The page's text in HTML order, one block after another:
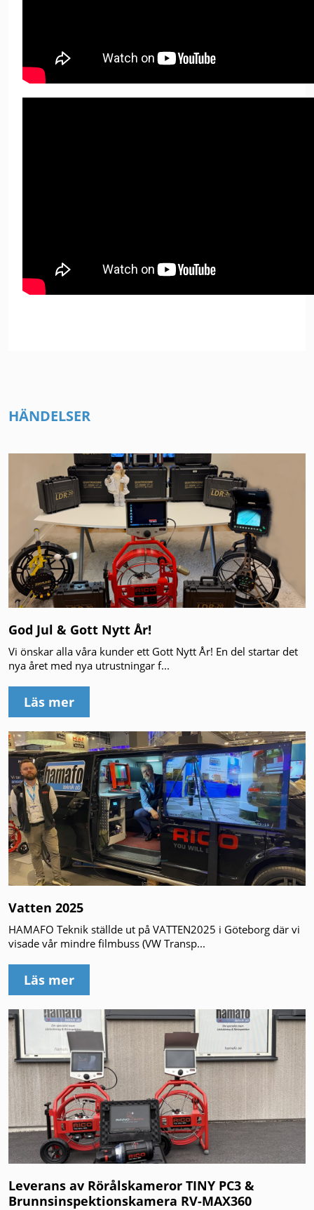
HÄNDELSER
God Jul & Gott Nytt År!
Vi önskar alla våra kunder ett Gott Nytt År! En del startar det
nya året med nya utrustningar f...
Läs mer
Vatten 2025
HAMAFO Teknik ställde ut på VATTEN2025 i Göteborg där vi
visade vår mindre filmbuss (VW Transp...
Läs mer
Leverans av Rörålskameror TINY PC3 &
Brunnsinspektionskamera RV-MAX360